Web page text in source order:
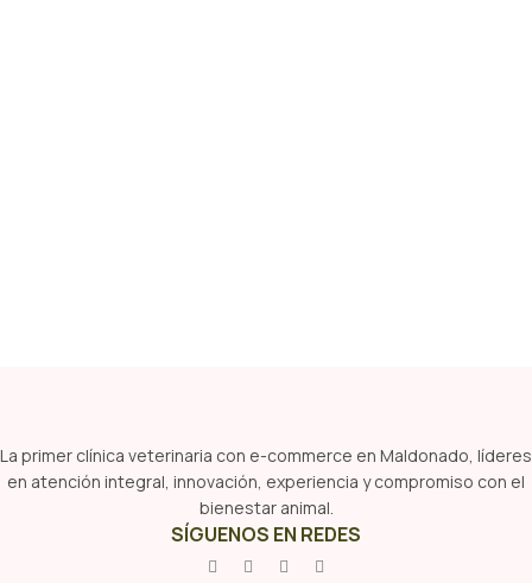
La primer clínica veterinaria con e-commerce en Maldonado, líderes
en atención integral, innovación, experiencia y compromiso con el
bienestar animal.
SÍGUENOS EN REDES